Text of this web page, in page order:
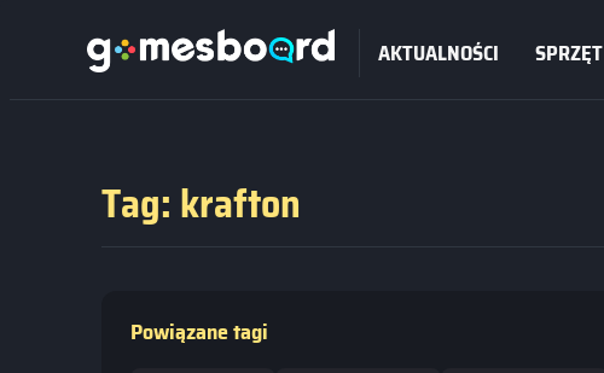
AKTUALNOŚCI SPRZĘT
Tag: krafton
Powiązane tagi